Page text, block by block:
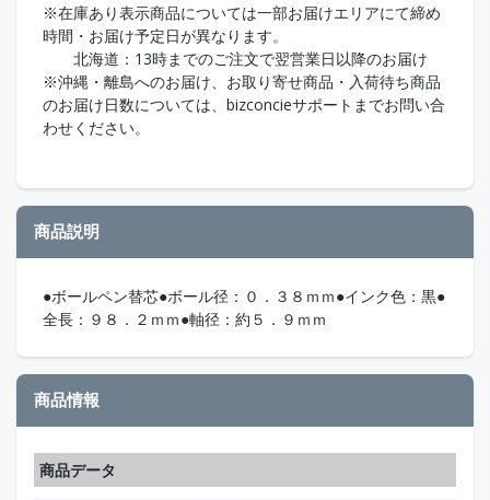
※在庫あり表示商品については一部お届けエリアにて締め
時間・お届け予定日が異なります。
北海道：13時までのご注文で翌営業日以降のお届け
※沖縄・離島へのお届け、お取り寄せ商品・入荷待ち商品
のお届け日数については、bizconcieサポートまでお問い合
わせください。
商品説明
●ボールペン替芯●ボール径：０．３８ｍｍ●インク色：黒●
全長：９８．２ｍｍ●軸径：約５．９ｍｍ
商品情報
商品データ